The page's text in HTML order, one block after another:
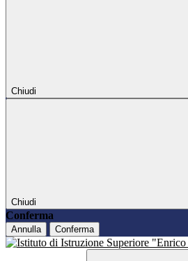
Chiudi
Chiudi
Conferma
Annulla Conferma